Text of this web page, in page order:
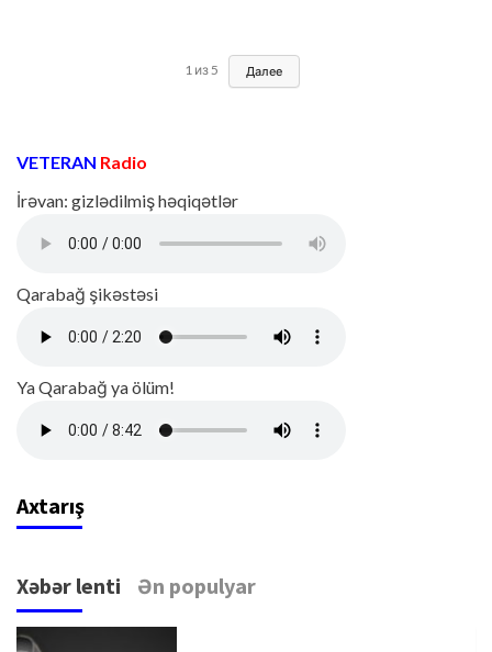
1 из 5 Далее
VETERAN Radio
İrəvan: gizlədilmiş həqiqətlər
Qarabağ şikəstəsi
Ya Qarabağ ya ölüm!
Axtarış
Xəbər lenti Ən populyar